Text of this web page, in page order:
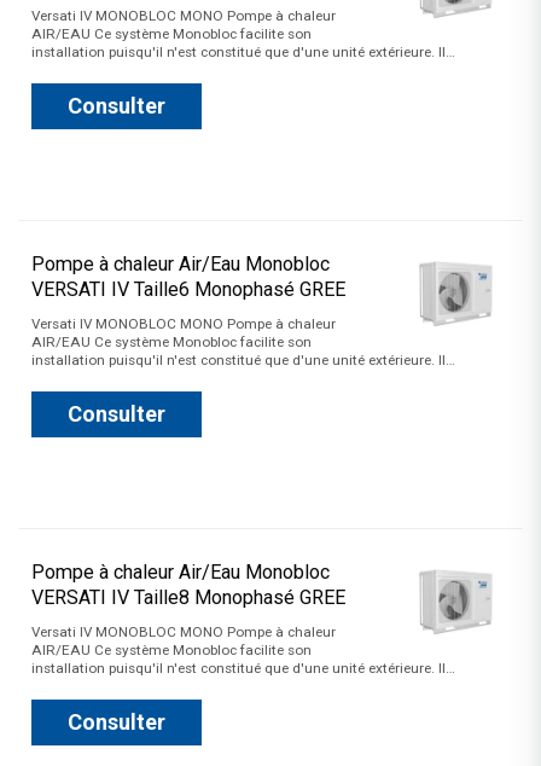
Versati IV MONOBLOC MONO Pompe à chaleur
AIR/EAU Ce système Monobloc facilite son
installation puisqu'il n'est constitué que d'une unité extérieure. Il…
Consulter
Pompe à chaleur Air/Eau Monobloc
VERSATI IV Taille6 Monophasé GREE
Versati IV MONOBLOC MONO Pompe à chaleur
AIR/EAU Ce système Monobloc facilite son
installation puisqu'il n'est constitué que d'une unité extérieure. Il…
Consulter
Pompe à chaleur Air/Eau Monobloc
VERSATI IV Taille8 Monophasé GREE
Versati IV MONOBLOC MONO Pompe à chaleur
AIR/EAU Ce système Monobloc facilite son
installation puisqu'il n'est constitué que d'une unité extérieure. Il…
Consulter